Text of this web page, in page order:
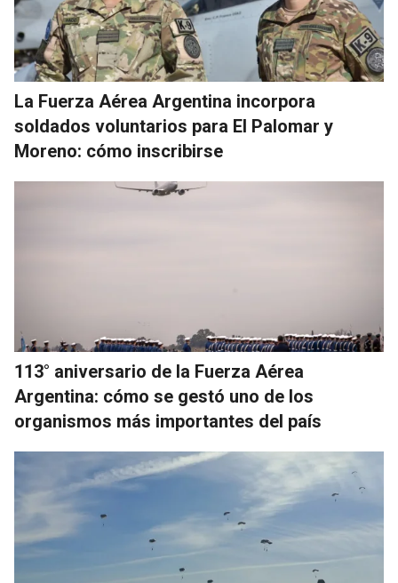
La Fuerza Aérea Argentina incorpora
soldados voluntarios para El Palomar y
Moreno: cómo inscribirse
113° aniversario de la Fuerza Aérea
Argentina: cómo se gestó uno de los
organismos más importantes del país